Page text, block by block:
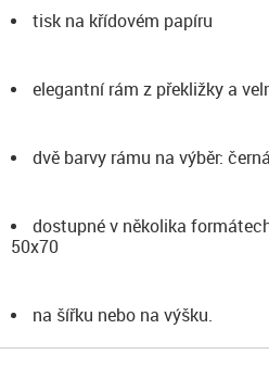
tisk na křídovém papíru
elegantní rám z překližky a
dvě barvy rámu na výběr:
dostupné v několika
50x70
na šířku nebo na výšku.